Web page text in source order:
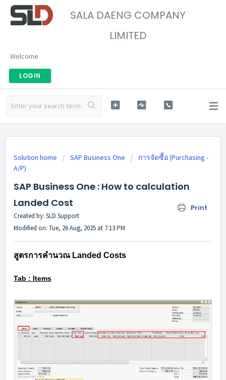
SALA DAENG COMPANY
LIMITED
Welcome
LOGIN
Solution home SAP Business One
การจัดซื้อ (Purchasing -
A/P)
SAP Business One : How to calculation
Landed Cost
Print
Created by: SLD Support
Modified on: Tue, 26 Aug, 2025 at 7:13 PM
สูตรการคำนวณ Landed Costs
Tab : Items